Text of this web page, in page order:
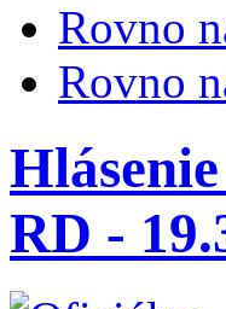
Rovno
Rovno
RD -